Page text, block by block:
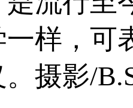
样，可
摄影/